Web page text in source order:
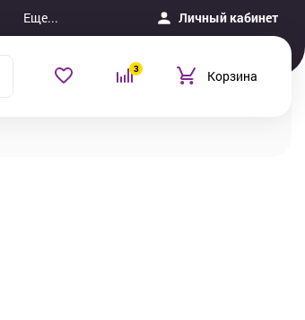
Еще... Личный кабинет
3 Корзина